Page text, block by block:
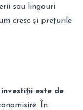
sau lingouri
cresc și prețurile
este de
În